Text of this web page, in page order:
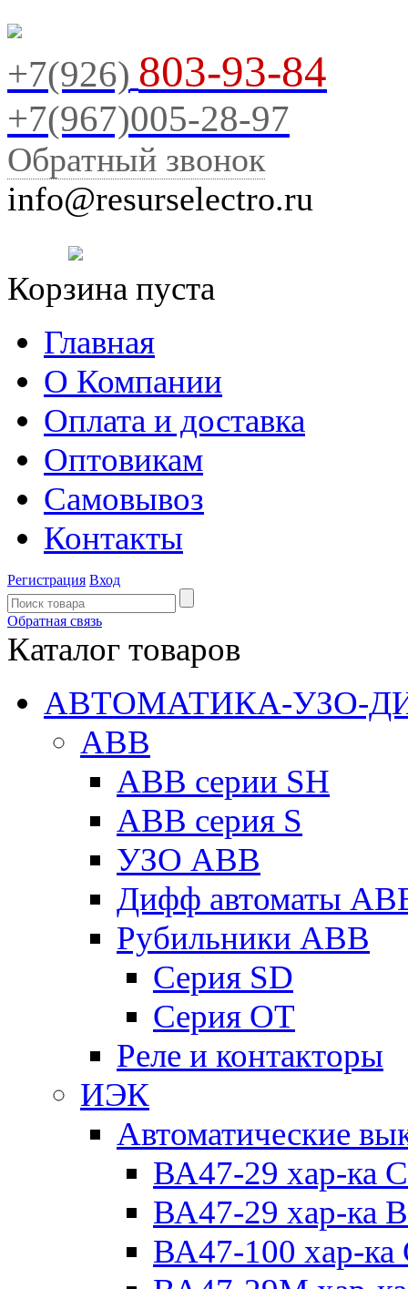
+7(926) 803-93-84
+7(967)005-28-97
Обратный звонок
info@resurselectro.ru
Корзина пуста
Главная
О Компании
Оплата и доставка
Оптовикам
Самовывоз
Контакты
Регистрация Вход
Обратная связь
Каталог товаров
АВТОМАТИКА-УЗО-
ABB
ABB серии SH
ABB серия S
УЗО ABB
Дифф автоматы
Рубильники ABB
Серия SD
Серия ОТ
Реле и контакторы
ИЭК
Автоматические
ВА47-29 хар-ка C
ВА47-29 хар-ка B
ВА47-100 хар-ка